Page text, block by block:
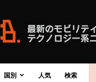
自
国別 人気 検索